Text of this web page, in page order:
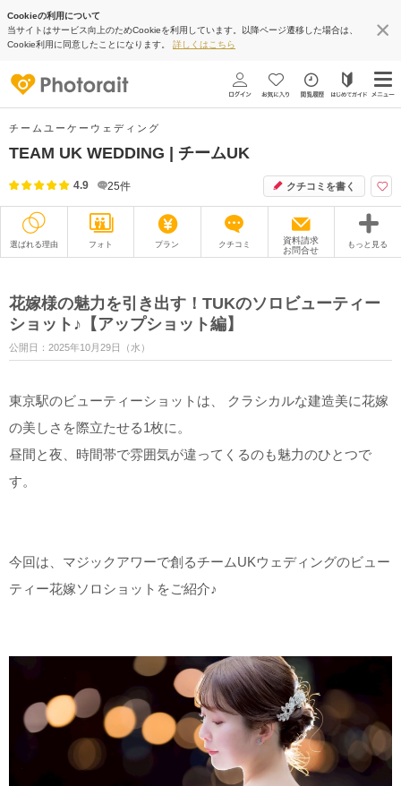
Cookieの利用について
当サイトはサービス向上のためCookieを利用しています。以降ページ遷移した場合は、
Cookie利用に同意したことになります。 詳しくはこちら
チームユーケーウェディング
TEAM UK WEDDING | チームUK
4.9 25件 クチコミを書く
選ばれる理由 フォト プラン クチコミ
資料請求
お問合せ
もっと見る
衣装 ムービー
オプション
こだわりポイント
庭園での撮影 ソロウエディング
家族・友人と撮影
結婚式当日の撮影
ペットと撮影
動画の作成
花嫁様の魅力を引き出す！TUKのソロビューティー
ショット♪【アップショット編】
公開日：2025年10月29日（水）
東京駅のビューティーショットは、 クラシカルな建造美に花嫁
の美しさを際立たせる1枚に。
昼間と夜、時間帯で雰囲気が違ってくるのも魅力のひとつで
す。
今回は、マジックアワーで創るチームUKウェディングのビュー
ティー花嫁ソロショットをご紹介♪